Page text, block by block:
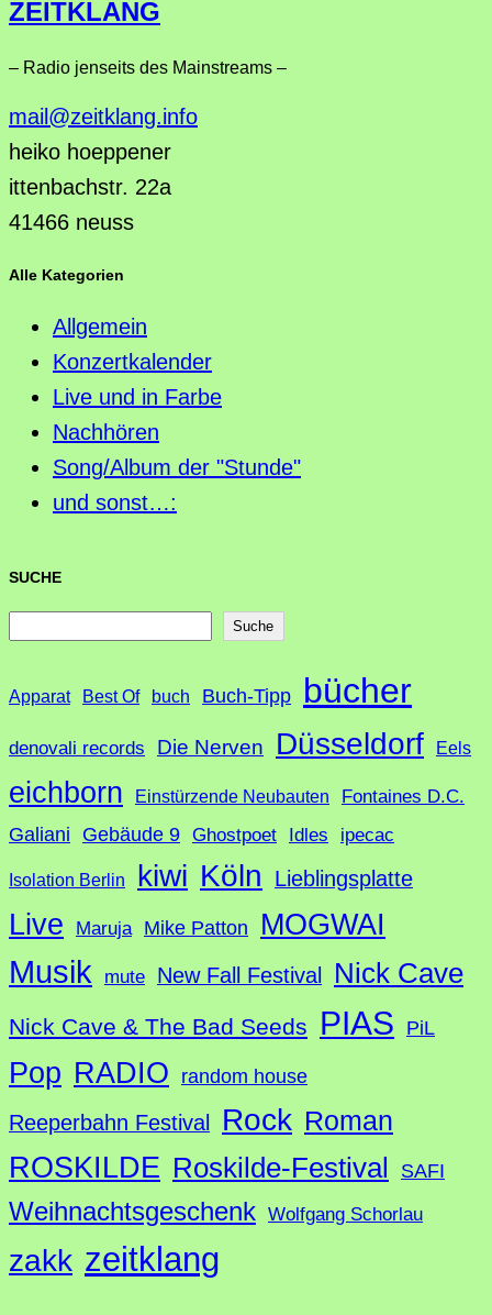
ZEITKLANG
– Radio jenseits des Mainstreams –
mail@zeitklang.info
heiko hoeppener
ittenbachstr. 22a
41466 neuss
Alle Kategorien
Allgemein
Konzertkalender
Live und in Farbe
Nachhören
Song/Album der "Stunde"
und sonst…:
SUCHE
c
Suche
Apparat Best Of buch Buch-Tipp bücher
denovali records Die Nerven Düsseldorf Eels
eichborn Einstürzende Neubauten Fontaines D.C.
Galiani Gebäude 9 Ghostpoet Idles ipecac
Isolation Berlin kiwi Köln Lieblingsplatte
Live Maruja Mike Patton MOGWAI
Musik mute New Fall Festival Nick Cave
Nick Cave & The Bad Seeds PIAS PiL
Pop RADIO random house
Reeperbahn Festival Rock Roman
ROSKILDE Roskilde-Festival SAFI
Weihnachtsgeschenk Wolfgang Schorlau
zakk zeitklang